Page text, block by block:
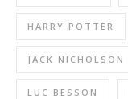
HARRY POTTER
JACK NICHOLSON
LUC BESSON